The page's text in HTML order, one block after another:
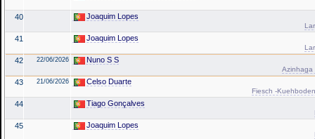
40 Joaquim Lopes
41 Joaquim Lopes
42 22/06/2026 Nuno S S
Azinhaga
43 21/06/2026 Celso Duarte
Fiesch -
44 Tiago Gonçalves
45 Joaquim Lopes